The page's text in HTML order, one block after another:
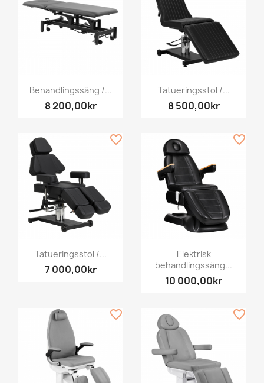
Behandlingssäng /...
8 200,00kr
Tatueringsstol /...
8 500,00kr
Tatueringsstol /...
7 000,00kr
favorite_border
Elektrisk
behandlingssäng...
10 000,00kr
favorite_border
favorite_border favorite_border